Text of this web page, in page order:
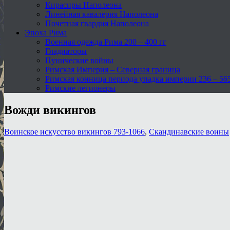
Кирасиры Наполеона
Линейная кавалерия Наполеона
Почетная гвардия Наполеона
Эпоха Рима
Военная одежда Рима 200 – 400 гг
Гладиаторы
Пунические войны
Римская Империя – Северная граница
Римская конница периода упадка империи 236 –
Римские легионеры
Вожди викингов
Воинское искусство викингов 793-1066, Скандинавские воины